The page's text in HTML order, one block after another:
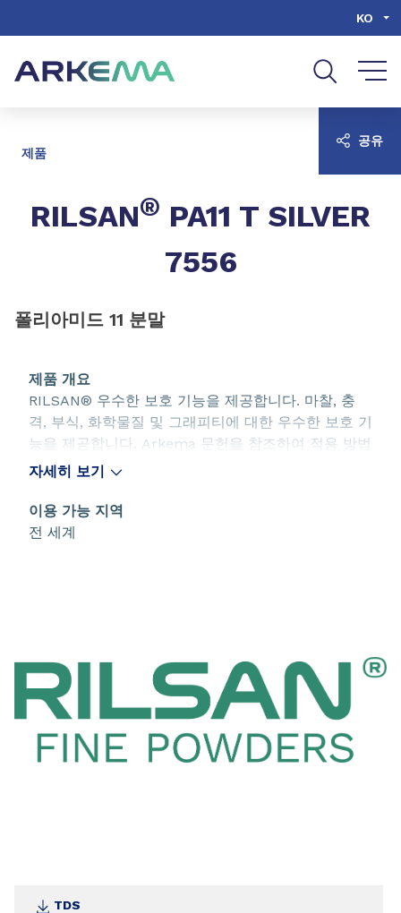
KO
제품
RILSAN® PA11 T SILVER
7556
폴리아미드 11 분말
TDS
제품 개요
RILSAN® 우수한 보호 기능을 제공합니다. 마찰, 충
격, 부식, 화학물질 및 그래피티에 대한 우수한 보호 기
능을 제공합니다. Arkema 문헌을 참조하여 적용 방법
과 권장 사항을 확인하십시오.
자세히 보기
이용 가능 지역
전 세계
공유